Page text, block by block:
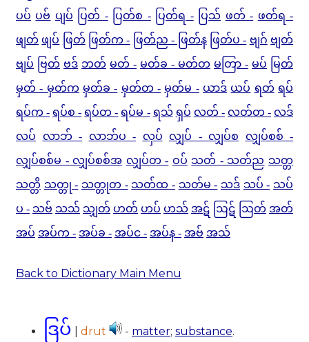
ပပ် ပဗ် ပျပ် ပြတ် - ပြတ်စ - ပြတ်ရ - ပြသ် ဖတ် - ဖတ်ရ -
ဖျတ် ဖျပ် ဖြတ် ဖြတ်က - ဖြတ်ည - ဖြတ်န ဖြတ်ပ - ဗျဂ် ဗျတ်
ဗျပ် ဗြတ် ဗဒ် ဘတ် မတ် - မတ်ခ - မတ်တ မတြာ - မပ် မြတ်
မှတ် - မှတ်က မှတ်ခ - မှတ်တ - မှတ်မ - ယာဒ် ယပ် ရတ် ရပ်
ရပ်က - ရပ်စ - ရပ်တ - ရပ်မ - ရသ် ရှပ် လတ် - လတ်တ - လဒ်
လပ် လာဘ် - လာဘ်ပ - လှပ် လျှပ် - လျှပ်စ လျှပ်စစ် -
လျှပ်စစ်မ - လျှပ်စစ်အ လျှပ်တ - ဝပ် သတ် - သတ်ည သတ္တ
သတ္တိ သတ္တု - သတ္တုတ - သတ်ထ - သတ်မ - သဒ် သပ် - သပ်
ပ - သဗ် သသ် သျှတ် ဟတ် ဟပ် ဟသ် အဋ် ဩဋ် ဩတ် အတ်
အပ် အပ်က - အပ်ခ - အပ်င - အပ်န - အဗ် အသ်
Back to Dictionary Main Menu
ဒြပ် drut - matter; substance.